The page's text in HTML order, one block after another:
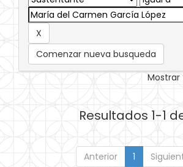
Comenzar nueva busqueda
Mostrar
Resultados 1-1
Anterior 1